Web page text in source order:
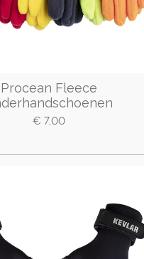
Procean Fleece
€ 7,00